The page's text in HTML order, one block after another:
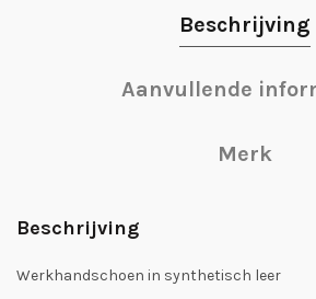
Beschrijving
Aanvullende
Merk
Beschrijving
Werkhandschoen in synthetisch leer